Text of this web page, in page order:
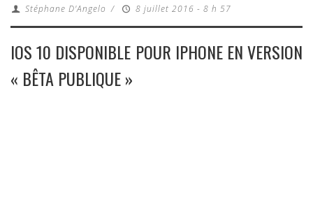
Stéphane D'Angelo / 8 juillet 2016 - 8 h 57
IOS 10 DISPONIBLE POUR IPHONE EN VERSION
« BÊTA PUBLIQUE »